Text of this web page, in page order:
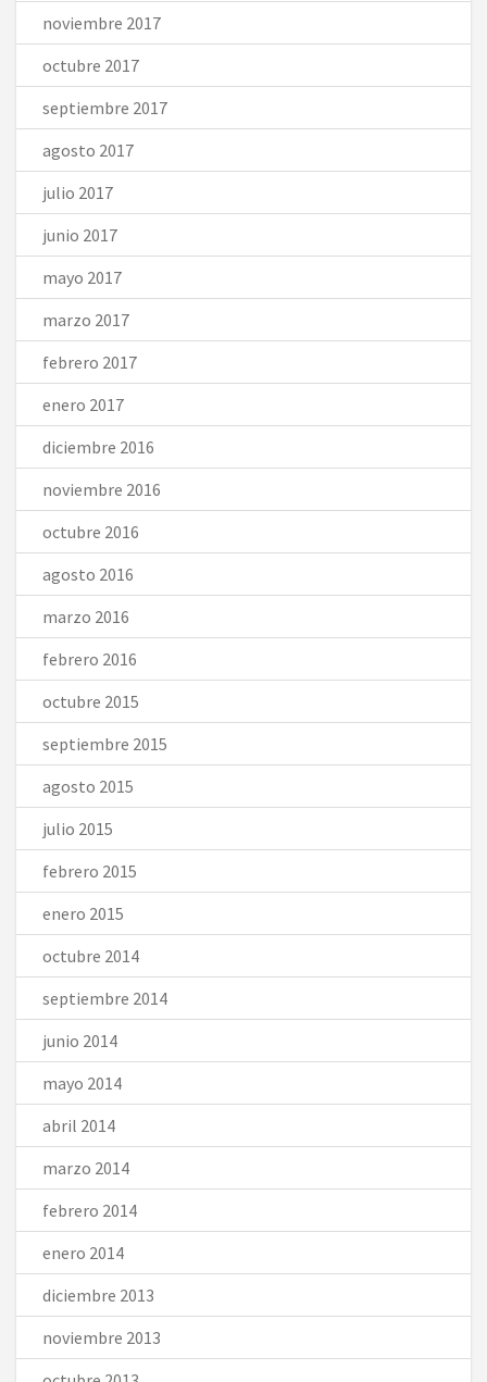
noviembre 2017
octubre 2017
septiembre 2017
agosto 2017
julio 2017
junio 2017
mayo 2017
marzo 2017
febrero 2017
enero 2017
diciembre 2016
noviembre 2016
octubre 2016
agosto 2016
marzo 2016
febrero 2016
octubre 2015
septiembre 2015
agosto 2015
julio 2015
febrero 2015
enero 2015
octubre 2014
septiembre 2014
junio 2014
mayo 2014
abril 2014
marzo 2014
febrero 2014
enero 2014
diciembre 2013
noviembre 2013